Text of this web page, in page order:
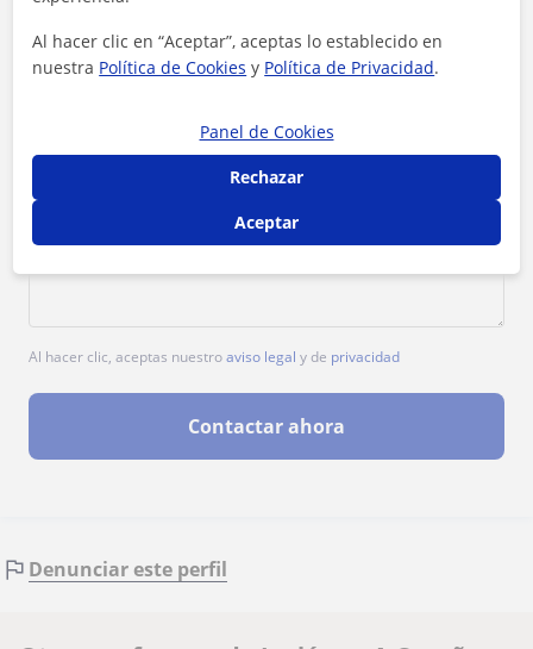
Al hacer clic, aceptas nuestroaviso legal y de privacidad
Contactar ahora
Denunciar este perfil
Al hacer clic en “Aceptar”, aceptas lo establecido en
nuestra Política de Cookies y Política de Privacidad.
Panel de Cookies
Rechazar
Aceptar